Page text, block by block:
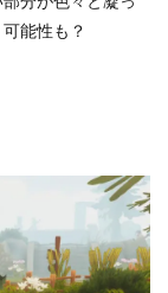
能性も？